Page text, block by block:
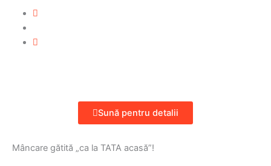
Sună pentru detalii
Mâncare gătită „ca la TATA acasă”!